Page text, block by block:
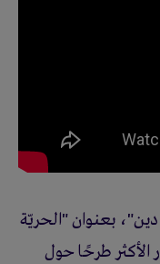
بعنوان "الحريّة
الأكثر طرحًا حول